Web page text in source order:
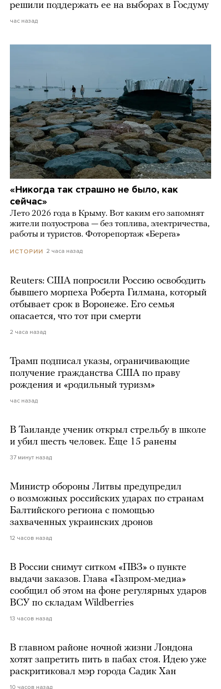
решили поддержать ее на выборах в Госдуму
час назад
«Никогда так страшно не было, как
сейчас»
Лето 2026 года в Крыму. Вот каким его запомнят
жители полуострова — без топлива, электричества,
работы и туристов. Фоторепортаж «Берега»
ИСТОРИИ 2 часа назад
Reuters: США попросили Россию освободить
бывшего морпеха Роберта Гилмана, который
отбывает срок в Воронеже. Его семья
опасается, что тот при смерти
2 часа назад
Трамп подписал указы, ограничивающие
получение гражданства США по праву
рождения и «родильный туризм»
час назад
В Таиланде ученик открыл стрельбу в школе
и убил шесть человек. Еще 15 ранены
37 минут назад
Министр обороны Литвы предупредил
о возможных российских ударах по странам
Балтийского региона с помощью
захваченных украинских дронов
12 часов назад
В России снимут ситком «ПВЗ» о пункте
выдачи заказов. Глава «Газпром-медиа»
сообщил об этом на фоне регулярных ударов
ВСУ по складам Wildberries
13 часов назад
В главном районе ночной жизни Лондона
хотят запретить пить в пабах стоя. Идею уже
раскритиковал мэр города Садик Хан
10 часов назад